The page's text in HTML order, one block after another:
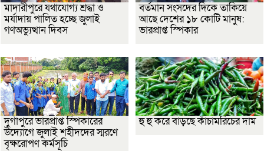
মাদারীপুরে যথাযোগ্য শ্রদ্ধা ও
মর্যাদায় পালিত হচ্ছে জুলাই
গণঅভ্যুত্থান দিবস
বর্তমান সংসদের দিকে তাকিয়ে
আছে দেশের ১৮ কোটি মানুষ:
ভারপ্রাপ্ত স্পিকার
দুর্গাপুরে ভারপ্রাপ্ত স্পিকারের
উদ্যোগে জুলাই শহীদদের স্মরণে
বৃক্ষরোপণ কর্মসূচি
হু হু করে বাড়ছে কাঁচামরিচের দাম